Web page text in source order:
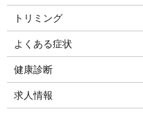
トリミング
よくある症状
健康診断
求人情報